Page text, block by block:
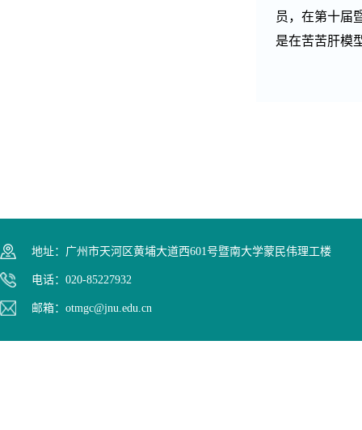
员，在第十届
是在苦苦肝模
地址：广州市天河区黄埔大道西601号暨南大学蒙民伟理工楼
电话：020-85227932
邮箱：otmgc@jnu.edu.cn